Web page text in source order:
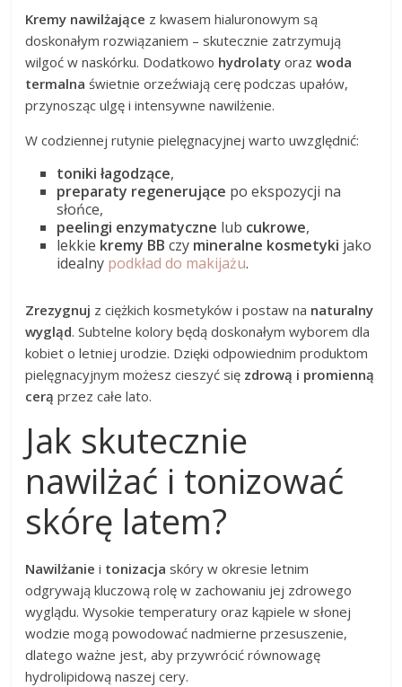
Kremy nawilżające z kwasem hialuronowym są
doskonałym rozwiązaniem – skutecznie zatrzymują
wilgoć w naskórku. Dodatkowo hydrolaty orazwoda
termalna świetnie orzeźwiają cerę podczas upałów,
przynosząc ulgę i intensywne nawilżenie.
W codziennej rutynie pielęgnacyjnej warto uwzględnić:
toniki łagodzące,
preparaty regenerujące po ekspozycji na
słońce,
peelingi enzymatyczne lub cukrowe,
lekkie kremy BB czy mineralne kosmetyki jako
idealny podkład do makijażu.
Zrezygnuj z ciężkich kosmetyków i postaw na naturalny
wygląd. Subtelne kolory będą doskonałym wyborem dla
kobiet o letniej urodzie. Dzięki odpowiednim produktom
pielęgnacyjnym możesz cieszyć się zdrową i promienną
cerą przez całe lato.
Jak skutecznie
nawilżać i tonizować
skórę latem?
Nawilżanie i tonizacja skóry w okresie letnim
odgrywają kluczową rolę w zachowaniu jej zdrowego
wyglądu. Wysokie temperatury oraz kąpiele w słonej
wodzie mogą powodować nadmierne przesuszenie,
dlatego ważne jest, aby przywrócić równowagę
hydrolipidową naszej cery.